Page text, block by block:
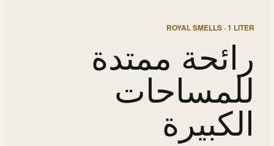
ROYAL SMELLS · 1 LITER
رائحة ممتدة
للمساحات
الكبيرة